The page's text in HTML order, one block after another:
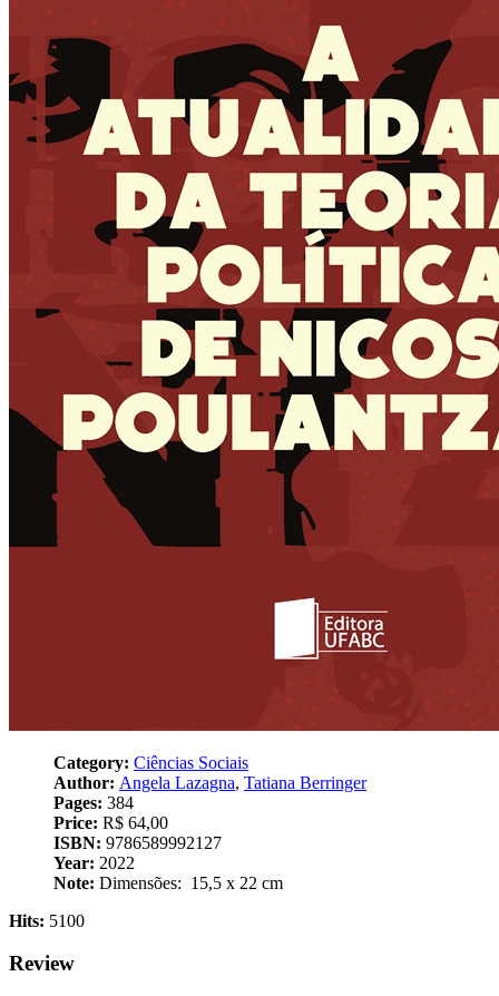
Category: Ciências Sociais
Author: Angela Lazagna, Tatiana Berringer
Pages: 384
Price: R$ 64,00
ISBN: 9786589992127
Year: 2022
Note: Dimensões: ‎ 15,5 x 22 cm
Hits: 5100
Review